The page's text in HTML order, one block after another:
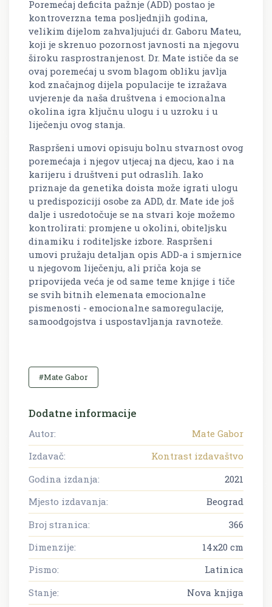
Poremećaj deficita pažnje (ADD) postao je
kontroverzna tema posljednjih godina,
velikim dijelom zahvaljujući dr. Gaboru Mateu,
koji je skrenuo pozornost javnosti na njegovu
široku rasprostranjenost. Dr. Mate ističe da se
ovaj poremećaj u svom blagom obliku javlja
kod značajnog dijela populacije te izražava
uvjerenje da naša društvena i emocionalna
okolina igra ključnu ulogu i u uzroku i u
liječenju ovog stanja.
Raspršeni umovi opisuju bolnu stvarnost ovog
poremećaja i njegov utjecaj na djecu, kao i na
karijeru i društveni put odraslih. Iako
priznaje da genetika doista može igrati ulogu
u predispoziciji osobe za ADD, dr. Mate ide još
dalje i usredotočuje se na stvari koje možemo
kontrolirati: promjene u okolini, obiteljsku
dinamiku i roditeljske izbore. Raspršeni
umovi pružaju detaljan opis ADD-a i smjernice
u njegovom liječenju, ali priča koja se
pripovijeda veća je od same teme knjige i tiče
se svih bitnih elemenata emocionalne
pismenosti - emocionalne samoregulacije,
samoodgojstva i uspostavljanja ravnoteže.
#Mate Gabor
Dodatne informacije
Autor:
Mate Gabor
Izdavač:
Kontrast izdavaštvo
Godina izdanja:
2021
Mjesto izdavanja:
Beograd
Broj stranica:
366
Dimenzije:
14x20 cm
Pismo:
Latinica
Stanje:
Nova knjiga